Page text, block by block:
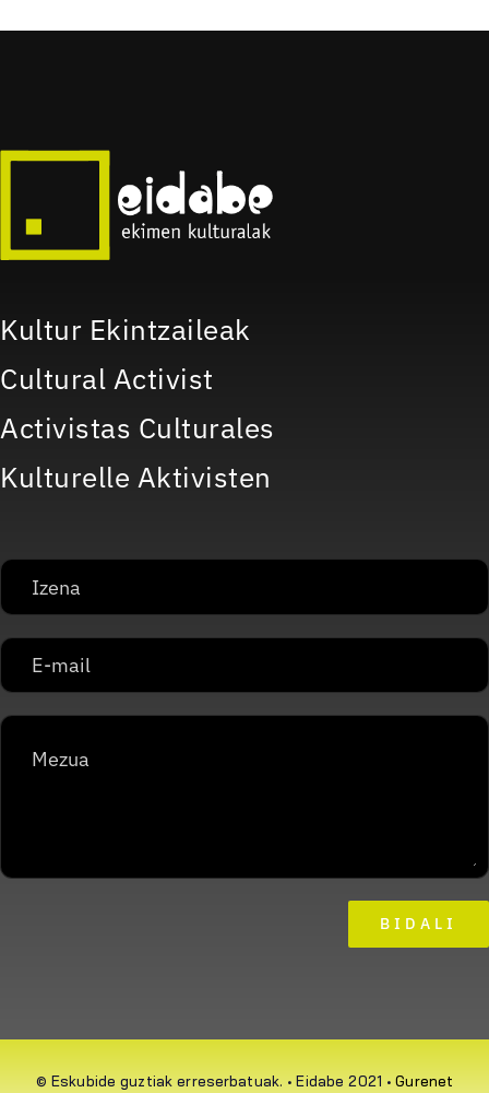
Kultur Ekintzaileak
Cultural Activist
Activistas Culturales
Kulturelle Aktivisten
BIDALI
© Eskubide guztiak erreserbatuak. • Eidabe 2021 •Gurenet